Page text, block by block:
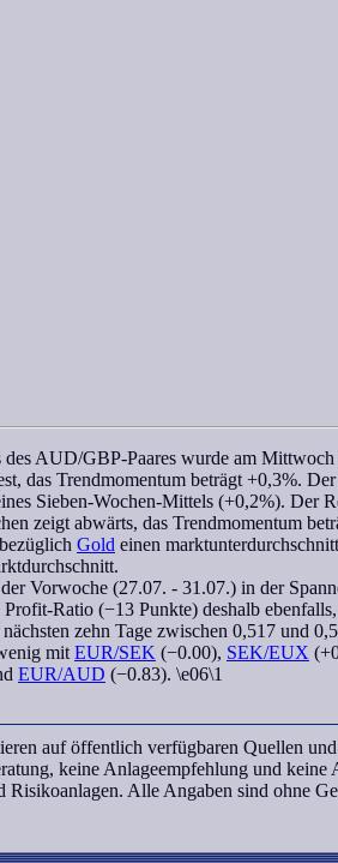
des AUD/GBP-Paares wurde am
das Trendmomentum beträgt +0,3%.
Sieben-Wochen-Mittels (+0,2%). Der
zeigt abwärts, das Trendmomentum
Gold einen
Vorwoche (27.07. - 31.07.) in der
Profit-Ratio (−13 Punkte) deshalb
nächsten zehn Tage zwischen 0,517 und
mit EUR/SEK (−0.00), SEK/EUX
EUR/AUD (−0.83). \e06\1
auf öffentlich verfügbaren Quellen
keine Anlageempfehlung und
Risikoanlagen. Alle Angaben sind ohne